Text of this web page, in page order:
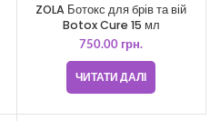
ZOLA Ботокс для брів та вій
Botox Cure 15 мл
750.00 грн.
ЧИТАТИ ДАЛІ